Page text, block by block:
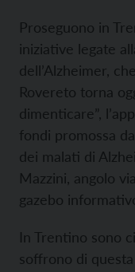
Proseguono in
iniziative legate
dell’Alzheimer,
Rovereto torna
dimenticare”,
fondi promossa
dei malati di
Mazzini, angolo
gazebo
In Trentino sono
soffrono di